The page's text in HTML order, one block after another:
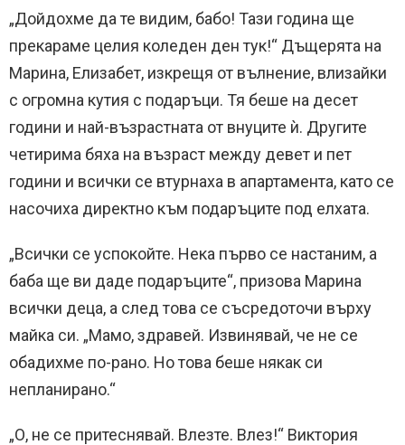
„Дойдохме да те видим, бабо! Тази година ще
прекараме целия коледен ден тук!“ Дъщерята на
Марина, Елизабет, изкрещя от вълнение, влизайки
с огромна кутия с подаръци. Тя беше на десет
години и най-възрастната от внуците ѝ. Другите
четирима бяха на възраст между девет и пет
години и всички се втурнаха в апартамента, като се
насочиха директно към подаръците под елхата.
„Всички се успокойте. Нека първо се настаним, а
баба ще ви даде подаръците“, призова Марина
всички деца, а след това се съсредоточи върху
майка си. „Мамо, здравей. Извинявай, че не се
обадихме по-рано. Но това беше някак си
непланирано.“
„О, не се притеснявай. Влезте. Влез!“ Виктория